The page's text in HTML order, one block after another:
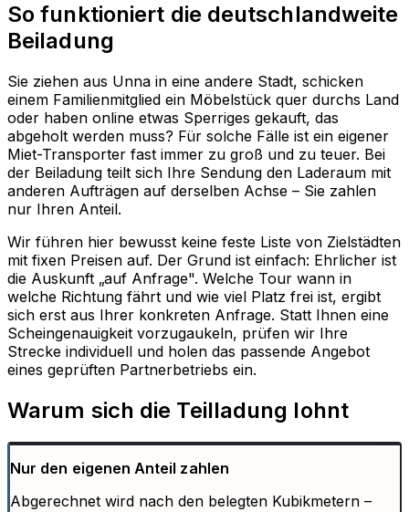
So funktioniert die deutschlandweite
Beiladung
Sie ziehen aus Unna in eine andere Stadt, schicken
einem Familienmitglied ein Möbelstück quer durchs Land
oder haben online etwas Sperriges gekauft, das
abgeholt werden muss? Für solche Fälle ist ein eigener
Miet-Transporter fast immer zu groß und zu teuer. Bei
der Beiladung teilt sich Ihre Sendung den Laderaum mit
anderen Aufträgen auf derselben Achse – Sie zahlen
nur Ihren Anteil.
Wir führen hier bewusst keine feste Liste von Zielstädten
mit fixen Preisen auf. Der Grund ist einfach: Ehrlicher ist
die Auskunft „auf Anfrage". Welche Tour wann in
welche Richtung fährt und wie viel Platz frei ist, ergibt
sich erst aus Ihrer konkreten Anfrage. Statt Ihnen eine
Scheingenauigkeit vorzugaukeln, prüfen wir Ihre
Strecke individuell und holen das passende Angebot
eines geprüften Partnerbetriebs ein.
Warum sich die Teilladung lohnt
Nur den eigenen Anteil zahlen
Abgerechnet wird nach den belegten Kubikmetern –